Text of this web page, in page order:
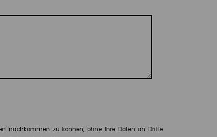
nachkommen zu können, ohne Ihre Daten an Dritte